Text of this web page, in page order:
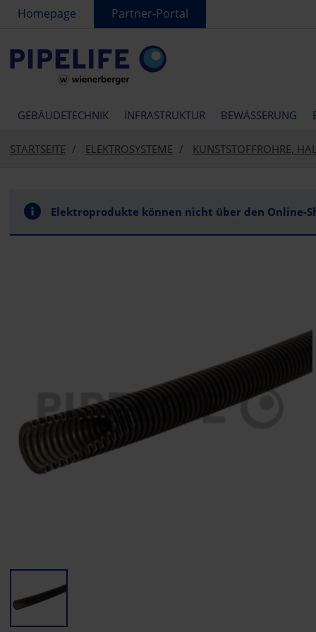
text.skipToContent
text.skipToNavigation
Homepage Partner-Portal
GEBÄUDETECHNIK INFRASTRUKTUR BEWÄSSERUNG
STARTSEITE ELEKTROSYSTEME KUNSTSTOFFROHRE,
Elektroprodukte können nicht über den Online-